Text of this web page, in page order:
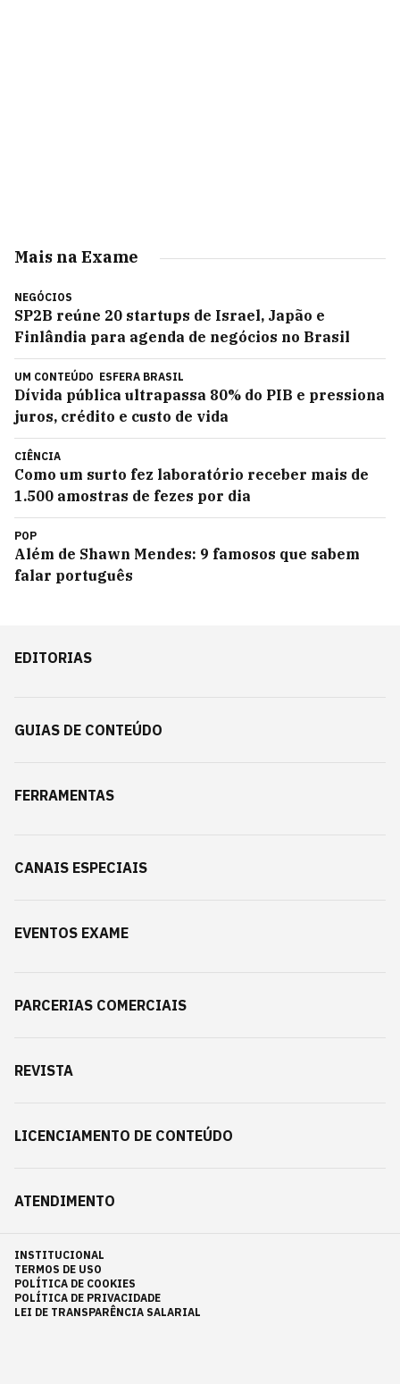
Mais na Exame
NEGÓCIOS
SP2B reúne 20 startups de Israel, Japão e
Finlândia para agenda de negócios no Brasil
UM CONTEÚDO ESFERA BRASIL
Dívida pública ultrapassa 80% do PIB e pressiona
juros, crédito e custo de vida
CIÊNCIA
Como um surto fez laboratório receber mais de
1.500 amostras de fezes por dia
POP
Além de Shawn Mendes: 9 famosos que sabem
falar português
EDITORIAS
GUIAS DE CONTEÚDO
FERRAMENTAS
CANAIS ESPECIAIS
EVENTOS EXAME
PARCERIAS COMERCIAIS
REVISTA
LICENCIAMENTO DE CONTEÚDO
ATENDIMENTO
INSTITUCIONAL
TERMOS DE USO
POLÍTICA DE COOKIES
POLÍTICA DE PRIVACIDADE
LEI DE TRANSPARÊNCIA SALARIAL